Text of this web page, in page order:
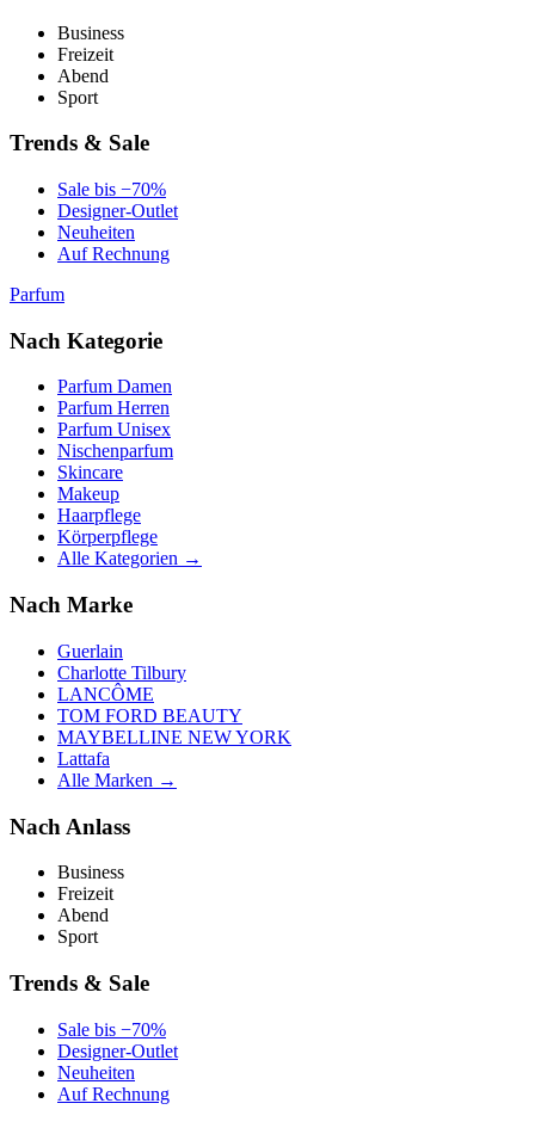
Business
Freizeit
Abend
Sport
Trends & Sale
Sale bis −70%
Designer-Outlet
Neuheiten
Auf Rechnung
Parfum
Nach Kategorie
Parfum Damen
Parfum Herren
Parfum Unisex
Nischenparfum
Skincare
Makeup
Haarpflege
Körperpflege
Alle Kategorien →
Nach Marke
Guerlain
Charlotte Tilbury
LANCÔME
TOM FORD BEAUTY
MAYBELLINE NEW YORK
Lattafa
Alle Marken →
Nach Anlass
Business
Freizeit
Abend
Sport
Trends & Sale
Sale bis −70%
Designer-Outlet
Neuheiten
Auf Rechnung